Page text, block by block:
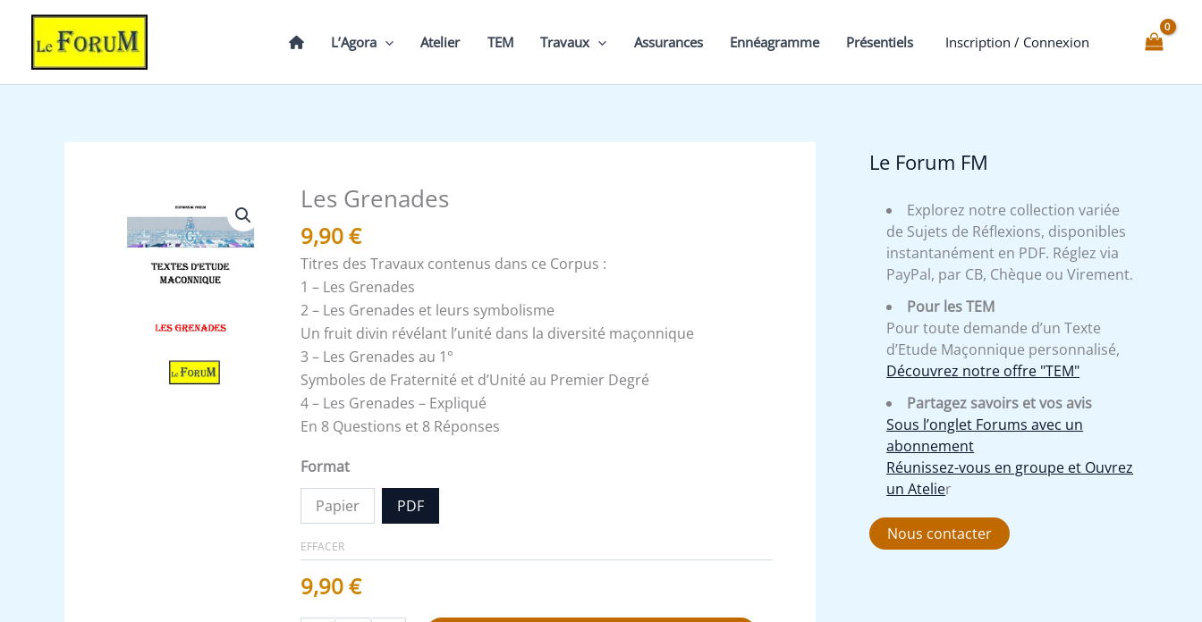
contenu
L’Agora Atelier TEM Travaux Assurances Ennéagramme Présentiels Inscription / Connexion
Les Grenades
9,90€
Titres des Travaux contenus dans ce Corpus :
1 – Les Grenades
2 – Les Grenades et leurs symbolisme
Un fruit divin révélant l’unité dans la diversité maçonnique
3 – Les Grenades au 1°
Symboles de Fraternité et d’Unité au Premier Degré
4 – Les Grenades – Expliqué
En 8 Questions et 8 Réponses
Format
Papier PDF
EFFACER
9,90€
quantité
Les
Grenades
Le Forum FM
Explorez notre collection variée
de Sujets de Réflexions, disponibles
instantanément en PDF. Réglez via
PayPal, par CB, Chèque ou Virement.
Pour les TEM
Pour toute demande d’un Texte
d’Etude Maçonnique personnalisé,
Découvrez notre offre "TEM"
Partagez savoirs et vos avis
Sous l’onglet Forums avec un
abonnement
Réunissez-vous en groupe et Ouvrez
un Atelier
Nous contacter